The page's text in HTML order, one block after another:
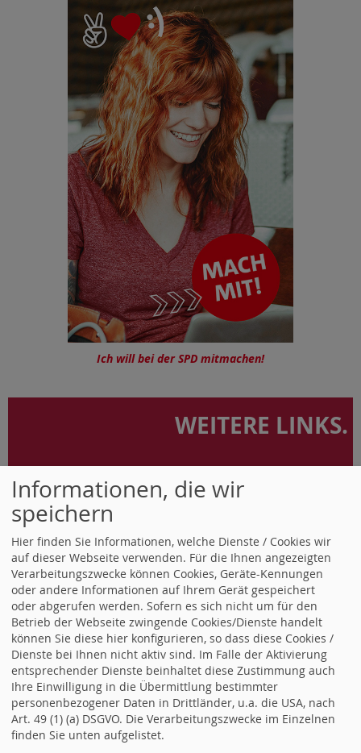
Ich will bei der SPD mitmachen!
WEITERE LINKS.
Zur Gemeinde Sandhausen
>
www.sandhausen.de
Die SPD in unserer Nachbarschaft:
> www.spd-heidelberg.de
www.spd-walldorf.de
> www.spd-leimen.de
>
www.spd-nussloch.de
> www.spd-hockenheim.de
Nachrichten aus unserer Umgebung
> www.leimenblog.de
> www.rnz.de
> www.heidelberg24.de
Informationen, die wir
speichern
Hier finden Sie Informationen, welche Dienste / Cookies wir
auf dieser Webseite verwenden. Für die Ihnen angezeigten
Verarbeitungszwecke können Cookies, Geräte-Kennungen
oder andere Informationen auf Ihrem Gerät gespeichert
oder abgerufen werden. Sofern es sich nicht um für den
Betrieb der Webseite zwingende Cookies/Dienste handelt
können Sie diese hier konfigurieren, so dass diese Cookies /
Dienste bei Ihnen nicht aktiv sind. Im Falle der Aktivierung
entsprechender Dienste beinhaltet diese Zustimmung auch
Ihre Einwilligung in die Übermittlung bestimmter
personenbezogener Daten in Drittländer, u.a. die USA, nach
Art. 49 (1) (a) DSGVO. Die Verarbeitungszwecke im Einzelnen
finden Sie unten aufgelistet.